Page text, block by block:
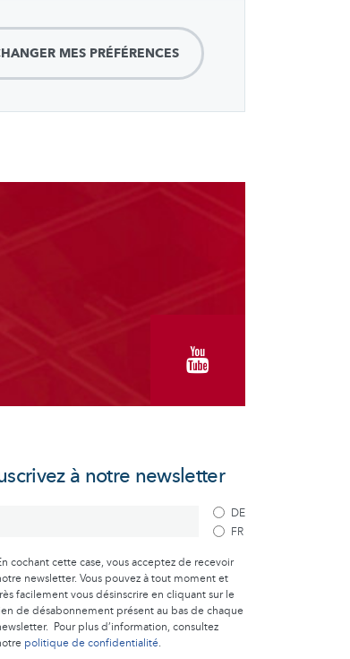
MES PRÉFÉRENCES
à notre newsletter
DE
FR
cochant cette case, vous acceptez de recevoir
newsletter. Vous pouvez à tout moment et
facilement vous désinscrire en cliquant sur le
de désabonnement présent au bas de chaque
Pour plus d’information, consultez
politique de confidentialité.